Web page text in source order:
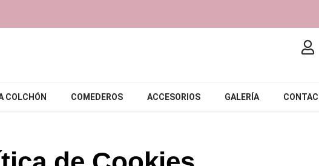
COLCHÓN COMEDEROS ACCESORIOS GALERÍA